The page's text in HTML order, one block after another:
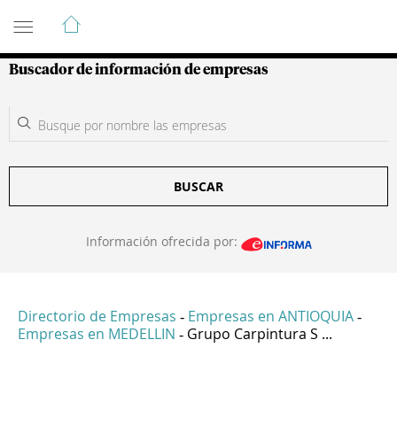
Guía de Empresas Colombianas
Buscador de información de empresas
BUSCAR
Información ofrecida por:
Directorio de Empresas - Empresas en ANTIOQUIA -
Empresas en MEDELLIN - Grupo Carpintura S ...